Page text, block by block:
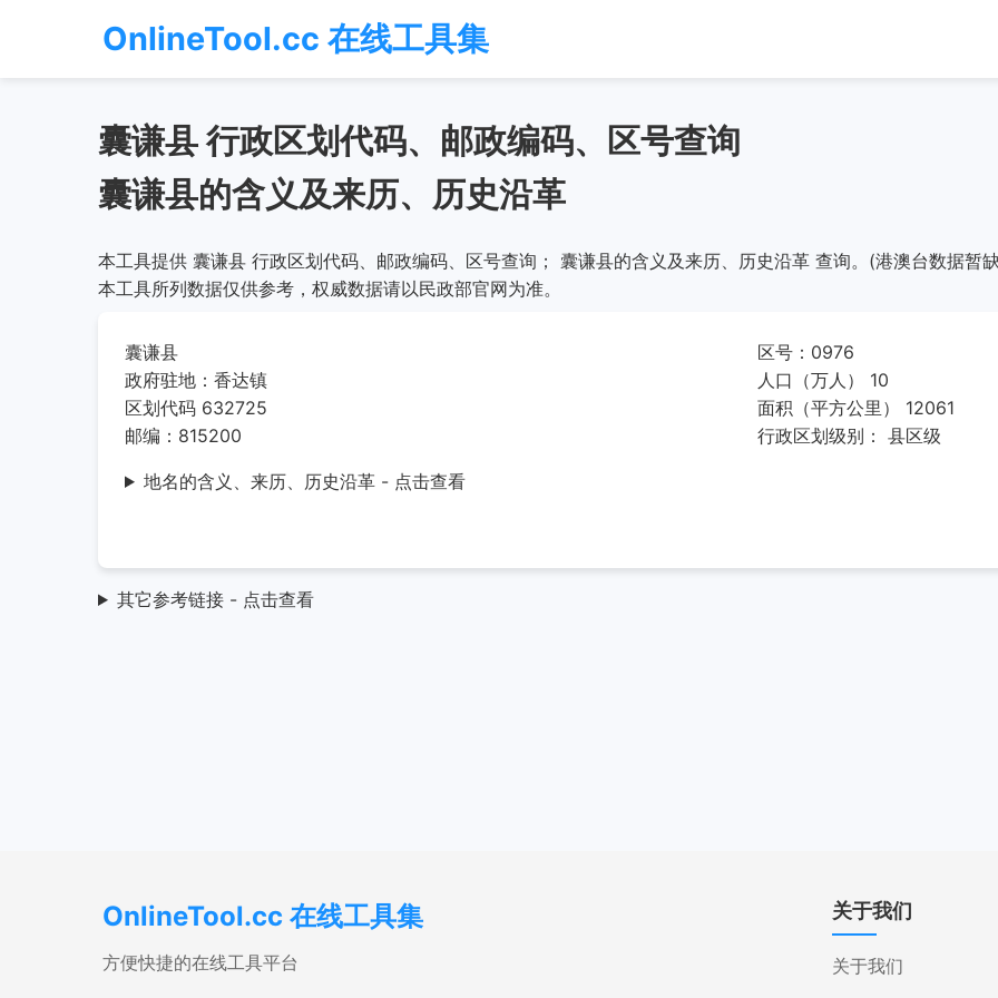
OnlineTool.cc 在线工具集
囊谦县 行政区划代码、邮政编码、区号查询
囊谦县的含义及来历、历史沿革
本工具提供 囊谦县 行政区划代码、邮政编码、区号查询； 囊谦县的含义及来历、历史沿革 查询。(港澳台数据暂
本工具所列数据仅供参考，权威数据请以民政部官网为准。
囊谦县
政府驻地：香达镇
区划代码 632725
邮编：815200
区号：0976
人口（万人） 10
面积（平方公里） 12061
行政区划级别： 县区级
地名的含义、来历、历史沿革 - 点击查看
其它参考链接 - 点击查看
OnlineTool.cc 在线工具集
方便快捷的在线工具平台
关于我们
关于我们